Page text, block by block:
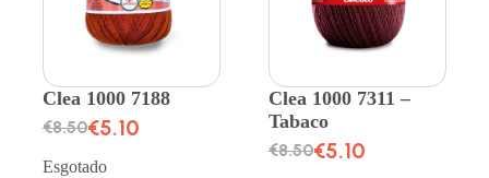
Clea 1000 7188
€8.50€5.10
Esgotado
Clea 1000 7311 –
Tabaco
€8.50€5.10